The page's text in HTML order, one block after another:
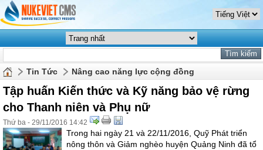
Tin Tức Nâng cao năng lực cộng đồng
Tập huấn Kiến thức và Kỹ năng bảo vệ rừng
cho Thanh niên và Phụ nữ
Thứ ba - 29/11/2016 14:42
Trong hai ngày 21 và 22/11/2016, Quỹ Phát triển
nông thôn và Giảm nghèo huyện Quảng Ninh đã tổ